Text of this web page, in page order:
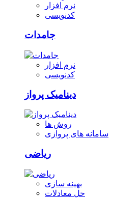
نرم افزار
کدنویسی
جامدات
نرم افزار
کدنویسی
دینامیک پرواز
روش ها
سامانه های پروازی
ریاضی
بهینه سازی
حل معادلات